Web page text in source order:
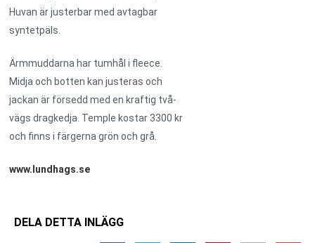
Huvan är justerbar med avtagbar
syntetpäls.
Ärmmuddarna har tumhål i fleece.
Midja och botten kan justeras och
jackan är försedd med en kraftig två-
vägs dragkedja. Temple kostar 3300 kr
och finns i färgerna grön och grå.
www.lundhags.se
DELA DETTA INLÄGG